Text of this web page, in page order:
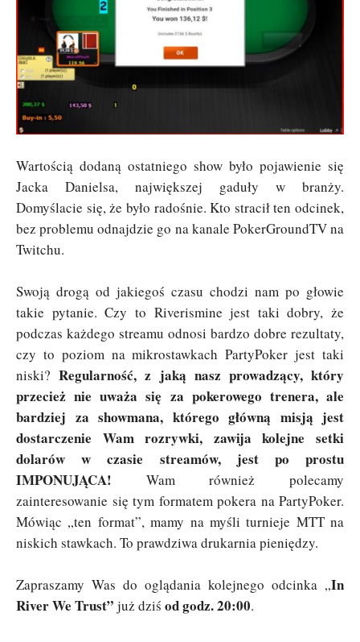
Wartością dodaną ostatniego show było pojawienie się
Jacka Danielsa, największej gaduły w branży.
Domyślacie się, że było radośnie. Kto stracił ten odcinek,
bez problemu odnajdzie go na kanale PokerGroundTV na
Twitchu.
Swoją drogą od jakiegoś czasu chodzi nam po głowie
takie pytanie. Czy to Riverismine jest taki dobry, że
podczas każdego streamu odnosi bardzo dobre rezultaty,
czy to poziom na mikrostawkach PartyPoker jest taki
niski?Regularność, z jaką nasz prowadzący, który
przecież nie uważa się za pokerowego trenera, ale
bardziej za showmana, którego główną misją jest
dostarczenie Wam rozrywki, zawija kolejne setki
dolarów w czasie streamów, jest po prostu
IMPONUJĄCA! Wam również polecamy
zainteresowanie się tym formatem pokera na PartyPoker.
Mówiąc „ten format”, mamy na myśli turnieje MTT na
niskich stawkach. To prawdziwa drukarnia pieniędzy.
Zapraszamy Was do oglądania kolejnego odcinka „In
River We Trust” już dziś od godz. 20:00.